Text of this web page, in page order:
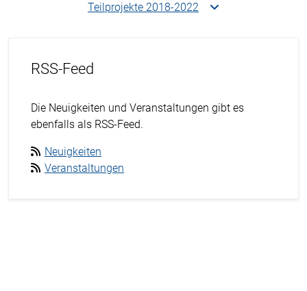
Teilprojekte 2018-2022
RSS-Feed
Die Neuigkeiten und Veranstaltungen gibt es
ebenfalls als RSS-Feed.
Neuigkeiten
Veranstaltungen